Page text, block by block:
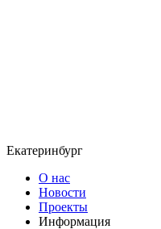
Екатеринбург
О нас
Новости
Проекты
Информация